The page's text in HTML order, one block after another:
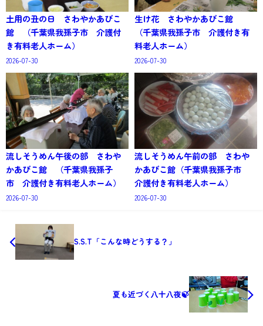
土用の丑の日 さわやかあびこ
館 （千葉県我孫子市 介護付
き有料老人ホーム）
2026-07-30
生け花 さわやかあびこ館
（千葉県我孫子市 介護付き有
料老人ホーム）
2026-07-30
流しそうめん午後の部 さわや
かあびこ館 （千葉県我孫子
市 介護付き有料老人ホーム）
2026-07-30
流しそうめん午前の部 さわや
かあびこ館（千葉県我孫子市
介護付き有料老人ホーム）
2026-07-30
S.S.T「こんな時どうする？」
夏も近づく八十八夜🍃